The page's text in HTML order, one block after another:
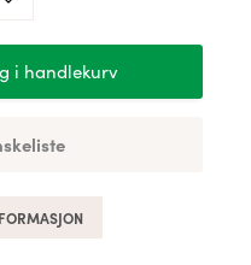
i handlekurv